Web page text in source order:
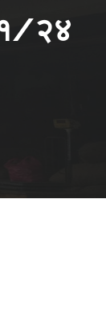
२४